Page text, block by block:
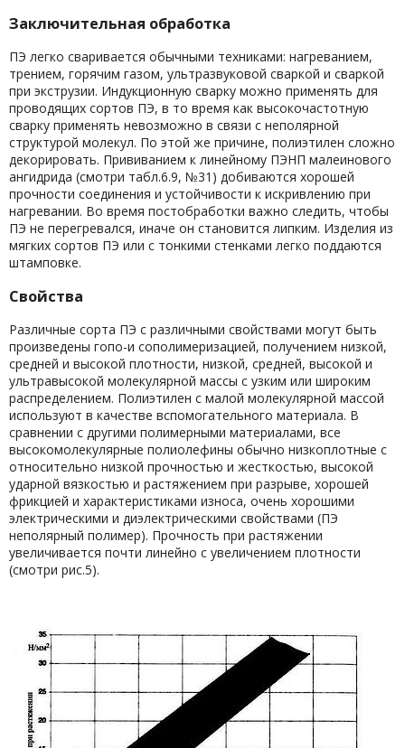
Заключительная обработка
ПЭ легко сваривается обычными техниками: нагреванием,
трением, горячим газом, ультразвуковой сваркой и сваркой
при экструзии. Индукционную сварку можно применять для
проводящих сортов ПЭ, в то время как высокочастотную
сварку применять невозможно в связи с неполярной
структурой молекул. По этой же причине, полиэтилен сложно
декорировать. Прививанием к линейному ПЭНП малеинового
ангидрида (смотри табл.6.9, №31) добиваются хорошей
прочности соединения и устойчивости к искривлению при
нагревании. Во время постобработки важно следить, чтобы
ПЭ не перегревался, иначе он становится липким. Изделия из
мягких сортов ПЭ или с тонкими стенками легко поддаются
штамповке.
Свойства
Различные сорта ПЭ с различными свойствами могут быть
произведены гопо-и сополимеризацией, получением низкой,
средней и высокой плотности, низкой, средней, высокой и
ультравысокой молекулярной массы с узким или широким
распределением. Полиэтилен с малой молекулярной массой
используют в качестве вспомогательного материала. В
сравнении с другими полимерными материалами, все
высокомолекулярные полиолефины обычно низкоплотные с
относительно низкой прочностью и жесткостью, высокой
ударной вязкостью и растяжением при разрыве, хорошей
фрикцией и характеристиками износа, очень хорошими
электрическими и диэлектрическими свойствами (ПЭ
неполярный полимер). Прочность при растяжении
увеличивается почти линейно с увеличением плотности
(смотри рис.5).